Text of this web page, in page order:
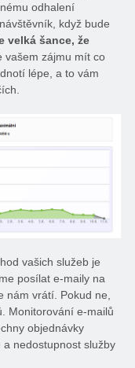
odhalení
když bude
velká šance, že
vašem zájmu mít co
lépe, a to vám
vašich služeb je
posílat e-maily na
nám vrátí. Pokud ne,
Monitorování e-mailů
objednávky
nedostupnost služby